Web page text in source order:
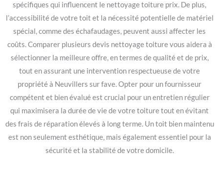
spécifiques qui influencent le nettoyage toiture prix. De plus,
l’accessibilité de votre toit et la nécessité potentielle de matériel
spécial, comme des échafaudages, peuvent aussi affecter les
coûts. Comparer plusieurs devis nettoyage toiture vous aidera à
sélectionner la meilleure offre, en termes de qualité et de prix,
tout en assurant une intervention respectueuse de votre
propriété à Neuvillers sur fave. Opter pour un fournisseur
compétent et bien évalué est crucial pour un entretien régulier
qui maximisera la durée de vie de votre toiture tout en évitant
des frais de réparation élevés à long terme. Un toit bien maintenu
est non seulement esthétique, mais également essentiel pour la
sécurité et la stabilité de votre domicile.